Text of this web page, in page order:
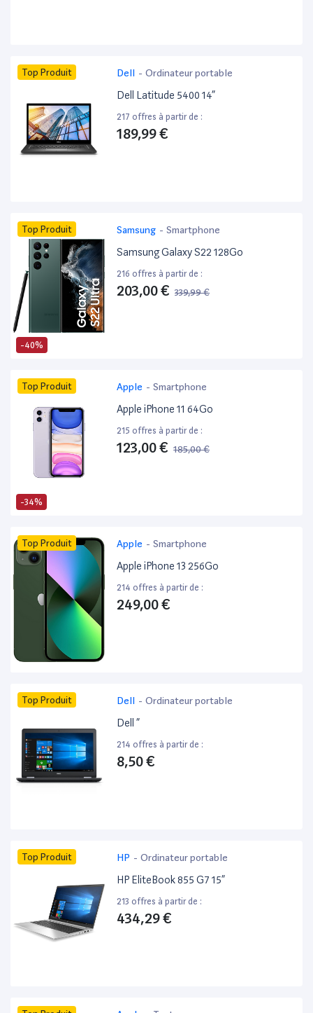
Top Produit Dell - Ordinateur portable
Dell Latitude 5400 14”
217 offres à partir de :
189,99 €
-40%
Top Produit Samsung - Smartphone
Samsung Galaxy S22 128Go
216 offres à partir de :
203,00 € 339,99 €
-34%
Top Produit Apple - Smartphone
Apple iPhone 11 64Go
215 offres à partir de :
123,00 € 185,00 €
Top Produit Apple - Smartphone
Apple iPhone 13 256Go
214 offres à partir de :
249,00 €
Top Produit Dell - Ordinateur portable
Dell ”
214 offres à partir de :
8,50 €
Top Produit HP - Ordinateur portable
HP EliteBook 855 G7 15”
213 offres à partir de :
434,29 €